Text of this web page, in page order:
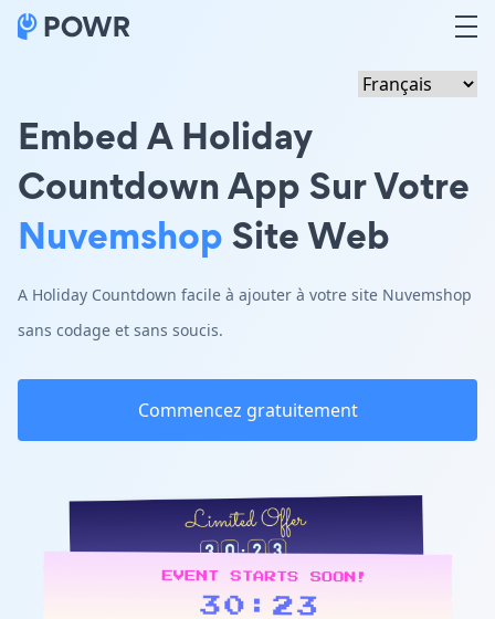
Embed A Holiday
Countdown App Sur Votre
NuvemshopSite Web
A Holiday Countdown facile à ajouter à votre site Nuvemshop
sans codage et sans soucis.
Commencez gratuitement